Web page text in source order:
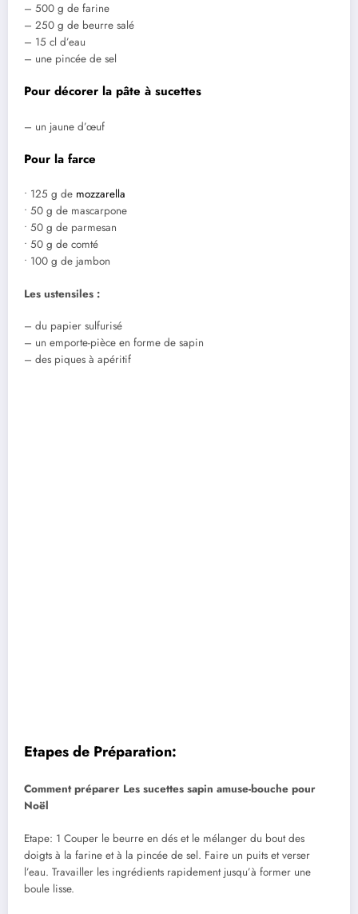
– 500 g de farine
– 250 g de beurre salé
– 15 cl d’eau
– une pincée de sel
Pour décorer la pâte à sucettes
– un jaune d’œuf
Pour la farce
• 125 g de mozzarella
• 50 g de mascarpone
• 50 g de parmesan
• 50 g de comté
• 100 g de jambon
Les ustensiles :
– du papier sulfurisé
– un emporte-pièce en forme de sapin
– des piques à apéritif
Etapes de Préparation:
Comment préparer Les sucettes sapin amuse-bouche pour
Noël
Etape: 1 Couper le beurre en dés et le mélanger du bout des
doigts à la farine et à la pincée de sel. Faire un puits et verser
l’eau. Travailler les ingrédients rapidement jusqu’à former une
boule lisse.